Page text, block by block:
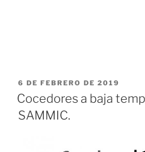
PUBLICADO
EL
6 DE FEBRERO DE 2019
Cocedores a baja
SAMMIC.